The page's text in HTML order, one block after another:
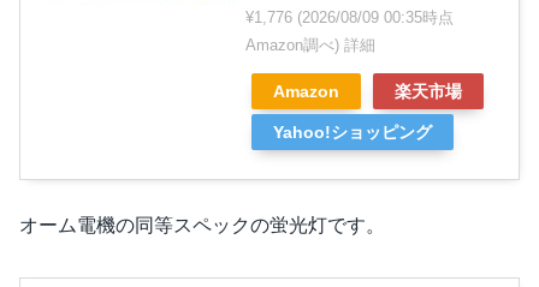
¥1,776 (2026/08/09 00:35時点
Amazon調べ) 詳細
Amazon 楽天市場
Yahoo!ショッピング
オーム電機の同等スペックの蛍光灯です。